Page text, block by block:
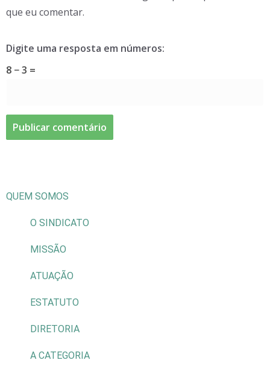
que eu comentar.
Digite uma resposta em números:
8 − 3 =
QUEM SOMOS
O SINDICATO
MISSÃO
ATUAÇÃO
ESTATUTO
DIRETORIA
A CATEGORIA